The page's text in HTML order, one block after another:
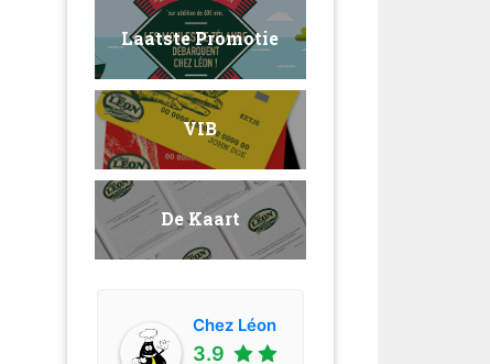
Laatste Promotie
VIB
De Kaart
Chez Léon
3.9